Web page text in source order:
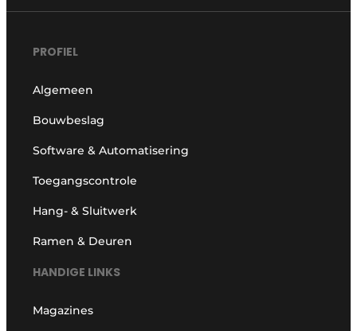
PROFIEL
Algemeen
Bouwbeslag
Software & Automatisering
Toegangscontrole
Hang- & Sluitwerk
Ramen & Deuren
HANDIGE LINKS
Magazines